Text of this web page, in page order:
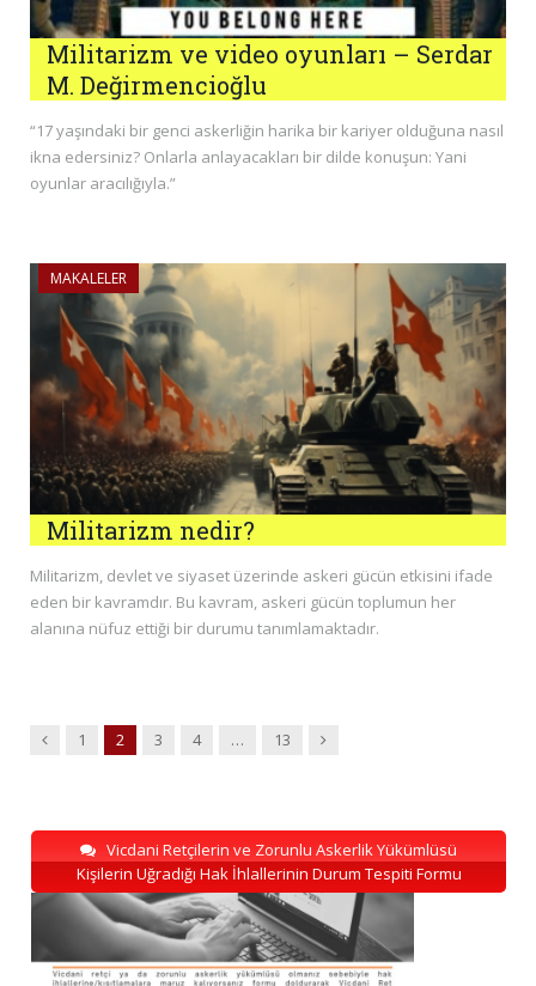
Militarizm ve video oyunları – Serdar
M. Değirmencioğlu
“17 yaşındaki bir genci askerliğin harika bir kariyer olduğuna nasıl
ikna edersiniz? Onlarla anlayacakları bir dilde konuşun: Yani
oyunlar aracılığıyla.”
MAKALELER
Militarizm nedir?
Militarizm, devlet ve siyaset üzerinde askeri gücün etkisini ifade
eden bir kavramdır. Bu kavram, askeri gücün toplumun her
alanına nüfuz ettiği bir durumu tanımlamaktadır.
Previous
1 2 3 4 … 13 Next
Vicdani Retçilerin ve Zorunlu Askerlik Yükümlüsü
Kişilerin Uğradığı Hak İhlallerinin Durum Tespiti Formu